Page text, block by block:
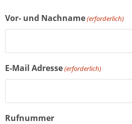
Vor- und Nachname(erforderlich)
E-Mail Adresse(erforderlich)
Rufnummer